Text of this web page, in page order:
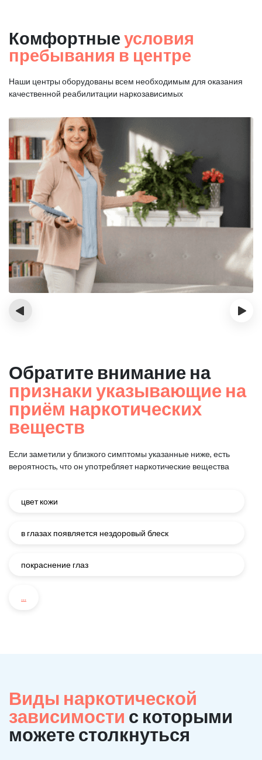
Комфортные условия
пребывания в центре
Наши центры оборудованы всем необходимым для оказания
качественной реабилитации наркозависимых
‹ ›
Обратите внимание на
признаки указывающие на
приём наркотических
веществ
Если заметили у близкого симптомы указанные ниже, есть
вероятность, что он употребляет наркотические вещества
цвет кожи
в глазах появляется нездоровый блеск
покраснение глаз
...
Виды наркотической
зависимости с которыми
можете столкнуться